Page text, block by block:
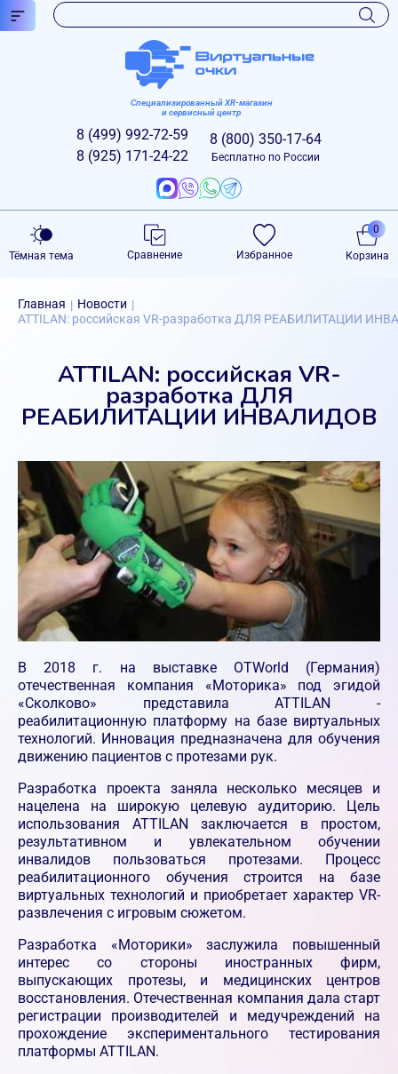
Специализированный XR-магазин
и сервисный центр
8 (499) 992-72-59
8 (925) 171-24-22
8 (800) 350-17-64
Бесплатно по России
Тёмная тема Сравнение Избранное Корзина
0
Главная | Новости |
ATTILAN: российская VR-разработка ДЛЯ РЕАБИЛИТАЦИИ
ATTILAN: российская VR-
разработка ДЛЯ
РЕАБИЛИТАЦИИ ИНВАЛИДОВ
В 2018 г. на выставке OTWorld (Германия)
отечественная компания «Моторика» под эгидой
«Сколково» представила ATTILAN -
реабилитационную платформу на базе виртуальных
технологий. Инновация предназначена для обучения
движению пациентов с протезами рук.
Разработка проекта заняла несколько месяцев и
нацелена на широкую целевую аудиторию. Цель
использования ATTILAN заключается в простом,
результативном и увлекательном обучении
инвалидов пользоваться протезами. Процесс
реабилитационного обучения строится на базе
виртуальных технологий и приобретает характер VR-
развлечения с игровым сюжетом.
Разработка «Моторики» заслужила повышенный
интерес со стороны иностранных фирм,
выпускающих протезы, и медицинских центров
восстановления. Отечественная компания дала старт
регистрации производителей и медучреждений на
прохождение экспериментального тестирования
платформы ATTILAN.